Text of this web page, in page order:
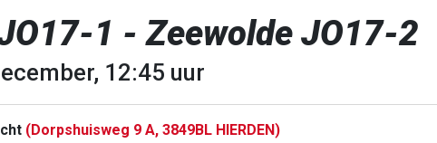
1 - Zeewolde JO17-2
12:45 uur
(Dorpshuisweg 9 A, 3849BL HIERDEN)